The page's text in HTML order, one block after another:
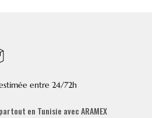
entre 24/72h
en Tunisie avec ARAMEX